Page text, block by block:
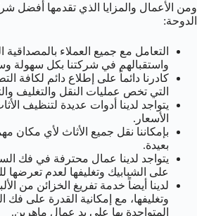
ومن الأعمال والمزايا الذي تقدمها أفضل
الدوحة:
التعامل مع جميع العملاء بالمصداقية
واستقبالهم في شركتنا بكل سهولة
كادرنا دائماً على إطلاع دائم لكافة
التي تخص عمليات النقل والتغليف
يتواجد لدينا أدوات عديدة لتنظيف
الأسعار.
بإمكاننا نقل جميع الأثاث لأي مكان
بعيدة.
يتواجد لدينا عمال محترفة في فك
على الشبابيك وتغليفها لعدم تعرضها
لدينا أيضاً خدمة تفريغ الخزائن من
وتغليفها، مع إمكانية القدرة على فك
المتواجدة بها على يد عمال ماهرين.